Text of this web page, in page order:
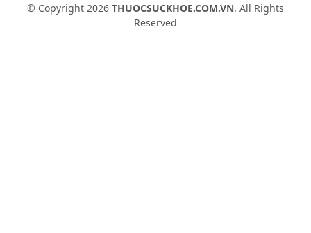
© Copyright 2026 THUOCSUCKHOE.COM.VN. All Rights
Reserved